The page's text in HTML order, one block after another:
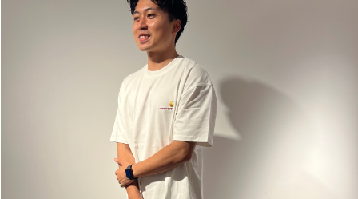
スケートTOP
SUPPORT